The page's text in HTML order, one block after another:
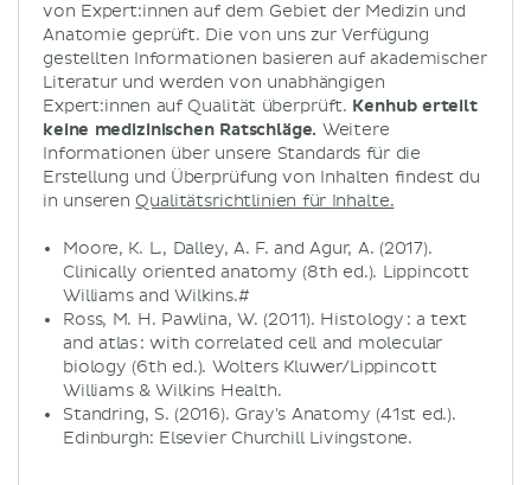
von Expert:innen auf dem Gebiet der Medizin und
Anatomie geprüft. Die von uns zur Verfügung
gestellten Informationen basieren auf akademischer
Literatur und werden von unabhängigen
Expert:innen auf Qualität überprüft. Kenhub erteilt
keine medizinischen Ratschläge. Weitere
Informationen über unsere Standards für die
Erstellung und Überprüfung von Inhalten findest du
in unseren Qualitätsrichtlinien für Inhalte.
Moore, K. L., Dalley, A. F. and Agur, A. (2017).
Clinically oriented anatomy (8th ed.). Lippincott
Williams and Wilkins.#
Ross, M. H. Pawlina, W. (2011). Histology : a text
and atlas : with correlated cell and molecular
biology (6th ed.). Wolters Kluwer/Lippincott
Williams & Wilkins Health.
Standring, S. (2016). Gray's Anatomy (41st ed.).
Edinburgh: Elsevier Churchill Livingstone.